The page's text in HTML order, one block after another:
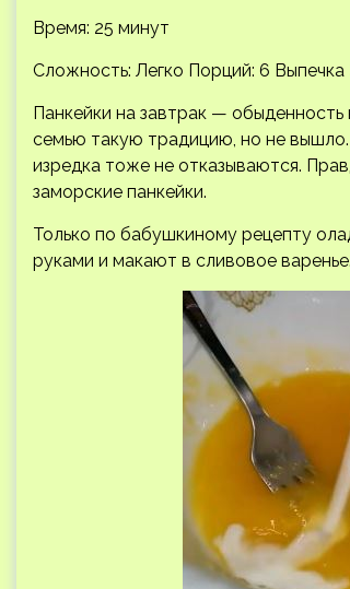
Время: 25 минут
Сложность: Легко Порций: 6 Выпечка
Панкейки на завтрак —
семью такую традицию, но не
изредка тоже не отказываются.
заморские панкейки.
Только по бабушкиному рецепту
руками и макают в сливовое